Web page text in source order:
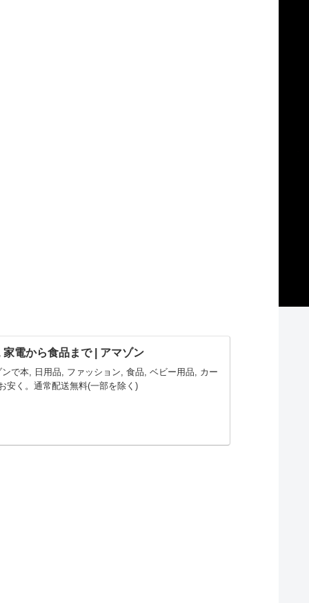
電から食品まで | アマゾン
で本, 日用品, ファッション, 食品, ベビー用品, カー
安く。通常配送無料(一部を除く)